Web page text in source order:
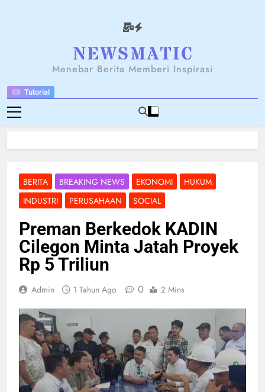
Tutorial
NEWSANTARA
Menebar Berita Memberi Inspirasi
BERITA BREAKING NEWS EKONOMI
HUKUM
INDUSTRI
PERUSAHAAN SOCIAL
Preman Berkedok KADIN
Cilegon Minta Jatah Proyek
Rp 5 Triliun
Admin 1 Tahun Ago 0 2 Mins